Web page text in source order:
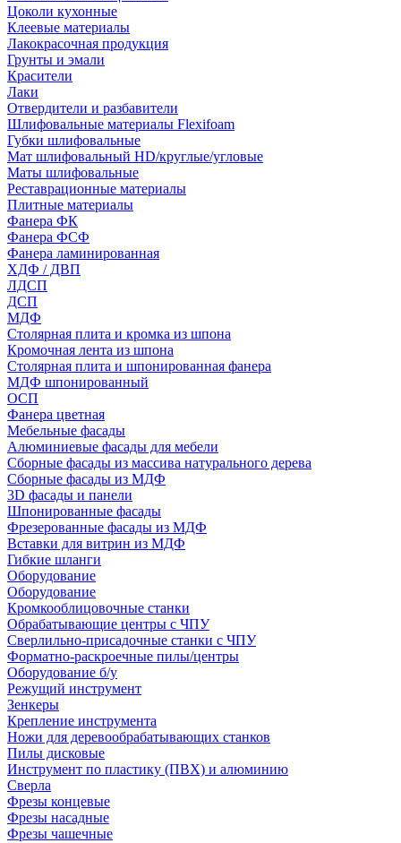
Цоколи кухонные
Клеевые материалы
Лакокрасочная продукция
Грунты и эмали
Красители
Лаки
Отвердители и разбавители
Шлифовальные материалы Flexifoam
Губки шлифовальные
Мат шлифовальный HD/круглые/угловые
Маты шлифовальные
Реставрационные материалы
Плитные материалы
Фанера ФК
Фанера ФСФ
Фанера ламинированная
ХДФ / ДВП
ЛДСП
ДСП
МДФ
Столярная плита и кромка из шпона
Кромочная лента из шпона
Столярная плита и шпонированная фанера
МДФ шпонированный
ОСП
Фанера цветная
Мебельные фасады
Алюминиевые фасады для мебели
Сборные фасады из массива натурального дерева
Сборные фасады из МДФ
3D фасады и панели
Шпонированные фасады
Фрезерованные фасады из МДФ
Вставки для витрин из МДФ
Гибкие шланги
Оборудование
Оборудование
Кромкооблицовочные станки
Обрабатывающие центры с ЧПУ
Сверлильно-присадочные станки с ЧПУ
Форматно-раскроечные пилы/центры
Оборудование б/у
Режущий инструмент
Зенкеры
Крепление инструмента
Ножи для деревообрабатывающих станков
Пилы дисковые
Инструмент по пластику (ПВХ) и алюминию
Сверла
Фрезы концевые
Фрезы насадные
Фрезы чашечные